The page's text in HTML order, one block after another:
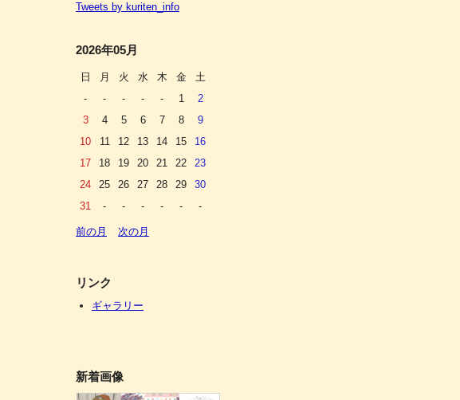
Tweets by kuriten_info
2026年05月
日 月 火 水 木 金
土
-
- - - - 1
2
3
4 5 6 7 8
9
10
11 12 13 14 15
16
17
18 19 20 21 22
23
24
25 26 27 28 29
30
31
- - - - - -
前の月 次の月
リンク
ギャラリー
新着画像